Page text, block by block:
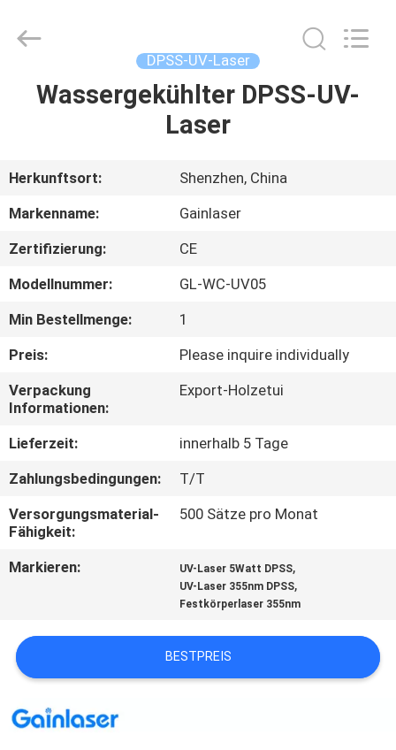
HAUS
ÜBER
UNS
FABRIK-
AUSFLUG
QUALITÄTSKONTROLLE
TRETEN
SIE
UNS
IN
FORDERN
SIE
EIN
ZITAT
Laser
Technology
Reserved.
DPSS-UV-Laser
Wassergekühlter DPSS-UV-
Laser
Herkunftsort:
Shenzhen, China
Markenname:
Gainlaser
Zertifizierung:
CE
Modellnummer:
GL-WC-UV05
Min Bestellmenge:
1
Preis:
Please inquire individually
Verpackung
Informationen:
Export-Holzetui
Lieferzeit:
innerhalb 5 Tage
Zahlungsbedingungen:
T/T
Versorgungsmaterial-
Fähigkeit:
500 Sätze pro Monat
Markieren: UV-Laser 5Watt DPSS,
UV-Laser 355nm DPSS,
Festkörperlaser 355nm
BESTPREIS